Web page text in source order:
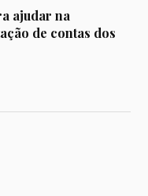
ajudar na
de contas dos